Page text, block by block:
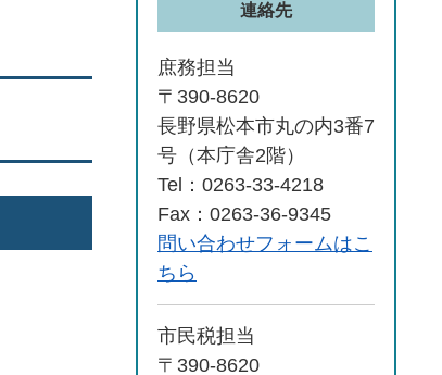
連絡先
庶務担当
〒390-8620
長野県松本市丸の内3番7
号（本庁舎2階）
Tel：0263-33-4218
Fax：0263-36-9345
問い合わせフォームはこ
ちら
市民税担当
〒390-8620